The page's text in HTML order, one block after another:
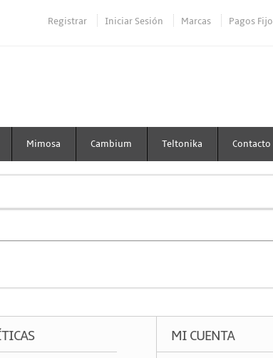
Registrar Iniciar Sesión Marcas Pagos
Mimosa Cambium Teltonika Contacto
MI CUENTA